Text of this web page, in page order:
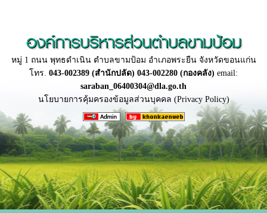
องค์การบริหารส่วนตำบลขามป้อม
หมู่ 1 ถนน พุทธดำเนิน ตำบลขามป้อม อำเภอพระยืน จังหวัดขอนแก่น
โทร. 043-002389 (สำนักปลัด) 043-002280 (กองคลัง) email:
saraban_06400304@dla.go.th
นโยบายการคุ้มครองข้อมูลส่วนบุคคล (Privacy Policy)